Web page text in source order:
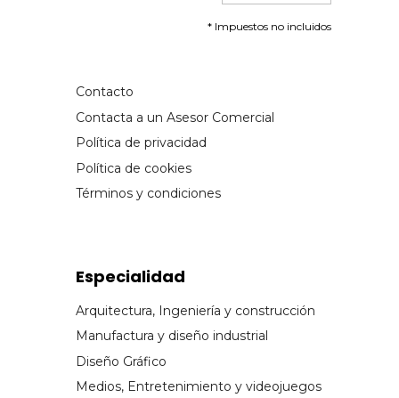
* Impuestos no incluidos
Contacto
Contacta a un Asesor Comercial
Política de privacidad
Política de cookies
Términos y condiciones
Especialidad
Arquitectura, Ingeniería y construcción
Manufactura y diseño industrial
Diseño Gráfico
Medios, Entretenimiento y videojuegos